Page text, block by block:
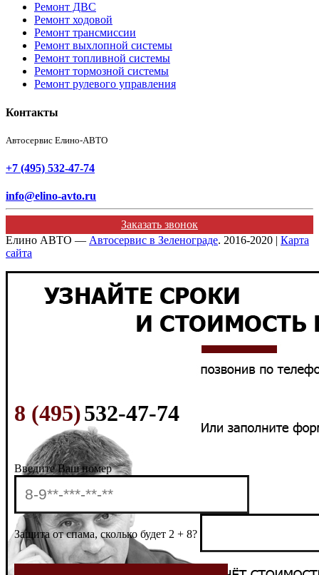
Ремонт ДВС
Ремонт ходовой
Ремонт трансмиссии
Ремонт выхлопной системы
Ремонт топливной системы
Ремонт тормозной системы
Ремонт рулевого управления
Контакты
Автосервис Елино-АВТО
+7 (495) 532-47-74
info@elino-avto.ru
Заказать звонок
Елино АВТО — Автосервис в Зеленограде. 2016-2020 | Карта
сайта
8 (495)532-47-74
Введите Ваш номер
Защита от спама, сколько будет 2 + 8?